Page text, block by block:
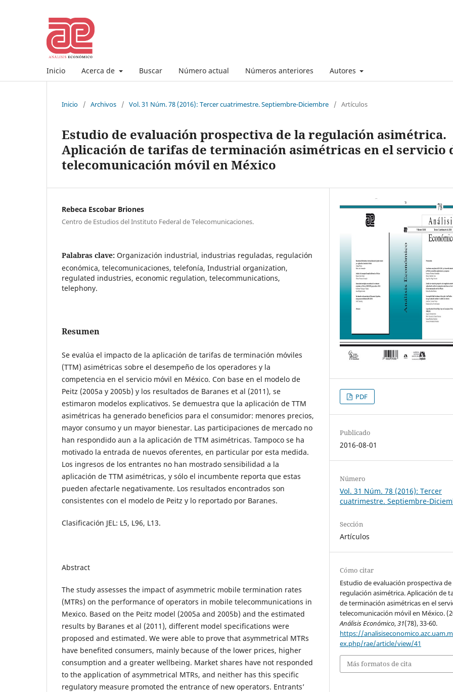
Inicio Acerca de Buscar Número actual Números anteriores Autores
Inicio / Archivos / Vol. 31 Núm. 78 (2016): Tercer cuatrimestre. Septiembre-Diciembre / Artículos
Estudio de evaluación prospectiva de la regulación asimétrica.
Aplicación de tarifas de terminación asimétricas en el servicio
telecomunicación móvil en México
Rebeca Escobar Briones
Centro de Estudios del Instituto Federal de Telecomunicaciones.
Palabras clave: Organización industrial, industrias reguladas, regulación
económica, telecomunicaciones, telefonía, Industrial organization,
regulated industries, economic regulation, telecommunications,
telephony.
Resumen
Se evalúa el impacto de la aplicación de tarifas de terminación móviles
(TTM) asimétricas sobre el desempeño de los operadores y la
competencia en el servicio móvil en México. Con base en el modelo de
Peitz (2005a y 2005b) y los resultados de Baranes et al (2011), se
estimaron modelos explicativos. Se demuestra que la aplicación de TTM
asimétricas ha generado beneficios para el consumidor: menores precios,
mayor consumo y un mayor bienestar. Las participaciones de mercado no
han respondido aun a la aplicación de TTM asimétricas. Tampoco se ha
motivado la entrada de nuevos oferentes, en particular por esta medida.
Los ingresos de los entrantes no han mostrado sensibilidad a la
aplicación de TTM asimétricas, y sólo el incumbente reporta que estas
pueden afectarle negativamente. Los resultados encontrados son
consistentes con el modelo de Peitz y lo reportado por Baranes.
Clasificación JEL: L5, L96, L13.
Abstract
The study assesses the impact of asymmetric mobile termination rates
(MTRs) on the performance of operators in mobile telecommunications in
Mexico. Based on the Peitz model (2005a and 2005b) and the estimated
results by Baranes et al (2011), different model specifications were
proposed and estimated. We were able to prove that asymmetrical MTRs
have benefited consumers, mainly because of the lower prices, higher
consumption and a greater wellbeing. Market shares have not responded
to the application of asymmetrical MTRs, and neither has this specific
regulatory measure promoted the entrance of new operators. Entrants’
PDF
Publicado
2016-08-01
Número
Vol. 31 Núm. 78 (2016): Tercer
cuatrimestre. Septiembre-
Sección
Artículos
Cómo citar
Estudio de evaluación prospectiva de
regulación asimétrica. Aplicación de
de terminación asimétricas en el
telecomunicación móvil en México.
Análisis Económico,31(78), 33-60.
https://
ex.php/rae/article/view/41
Más formatos de cita